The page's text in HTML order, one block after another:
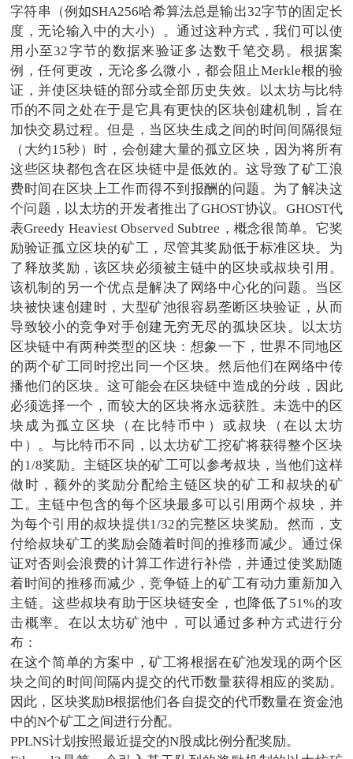
字符串（例如SHA256哈希算法总是输出32字节的固定长
度，无论输入中的大小）。通过这种方式，我们可以使
用小至32字节的数据来验证多达数千笔交易。根据案
例，任何更改，无论多么微小，都会阻止Merkle根的验
证，并使区块链的部分或全部历史失效。以太坊与比特
币的不同之处在于是它具有更快的区块创建机制，旨在
加快交易过程。但是，当区块生成之间的时间间隔很短
（大约15秒）时，会创建大量的孤立区块，因为将所有
这些区块都包含在区块链中是低效的。这导致了矿工浪
费时间在区块上工作而得不到报酬的问题。为了解决这
个问题，以太坊的开发者推出了GHOST协议。GHOST代
表Greedy Heaviest Observed Subtree，概念很简单。它奖
励验证孤立区块的矿工，尽管其奖励低于标准区块。为
了释放奖励，该区块必须被主链中的区块或叔块引用。
该机制的另一个优点是解决了网络中心化的问题。当区
块被快速创建时，大型矿池很容易垄断区块验证，从而
导致较小的竞争对手创建无穷无尽的孤块区块。以太坊
区块链中有两种类型的区块：想象一下，世界不同地区
的两个矿工同时挖出同一个区块。然后他们在网络中传
播他们的区块。这可能会在区块链中造成的分歧，因此
必须选择一个，而较大的区块将永远获胜。未选中的区
块成为孤立区块（在比特币中）或叔块（在以太坊
中）。与比特币不同，以太坊矿工挖矿将获得整个区块
的1/8奖励。主链区块的矿工可以参考叔块，当他们这样
做时，额外的奖励分配给主链区块的矿工和叔块的矿
工。主链中包含的每个区块最多可以引用两个叔块，并
为每个引用的叔块提供1/32的完整区块奖励。然而，支
付给叔块矿工的奖励会随着时间的推移而减少。通过保
证对否则会浪费的计算工作进行补偿，并通过使奖励随
着时间的推移而减少，竞争链上的矿工有动力重新加入
主链。这些叔块有助于区块链安全，也降低了51%的攻
击概率。在以太坊矿池中，可以通过多种方式进行分
布：
在这个简单的方案中，矿工将根据在矿池发现的两个区
块之间的时间间隔内提交的代币数量获得相应的奖励。
因此，区块奖励B根据他们各自提交的代币数量在资金池
中的N个矿工之间进行分配。
PPLNS计划按照最近提交的N股成比例分配奖励。